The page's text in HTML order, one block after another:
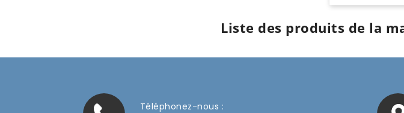
Liste des produits de la
Téléphonez-nous :